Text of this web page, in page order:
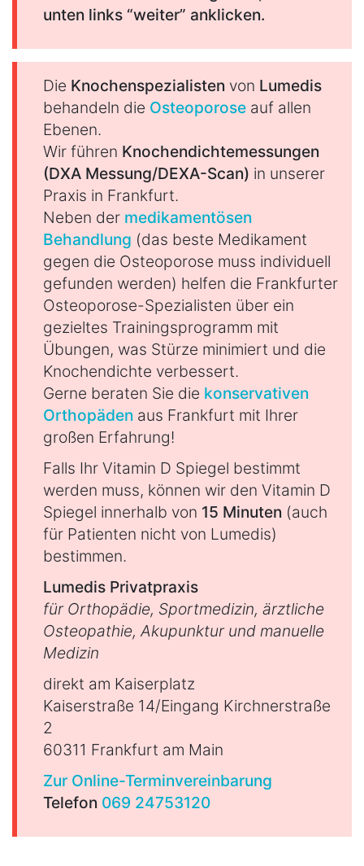
unten links “weiter” anklicken.
Die Knochenspezialisten von Lumedis
behandeln die Osteoporose auf allen
Ebenen.
Wir führen Knochendichtemessungen
(DXA Messung/DEXA-Scan) in unserer
Praxis in Frankfurt.
Neben der medikamentösen
Behandlung (das beste Medikament
gegen die Osteoporose muss individuell
gefunden werden) helfen die Frankfurter
Osteoporose-Spezialisten über ein
gezieltes Trainingsprogramm mit
Übungen, was Stürze minimiert und die
Knochendichte verbessert.
Gerne beraten Sie die konservativen
Orthopäden aus Frankfurt mit Ihrer
großen Erfahrung!
Falls Ihr Vitamin D Spiegel bestimmt
werden muss, können wir den Vitamin D
Spiegel innerhalb von 15 Minuten (auch
für Patienten nicht von Lumedis)
bestimmen.
Lumedis Privatpraxis
für Orthopädie, Sportmedizin, ärztliche
Osteopathie, Akupunktur und manuelle
Medizin
direkt am Kaiserplatz
Kaiserstraße 14/Eingang Kirchnerstraße
2
60311 Frankfurt am Main
Zur Online-Terminvereinbarung
Telefon 069 24753120